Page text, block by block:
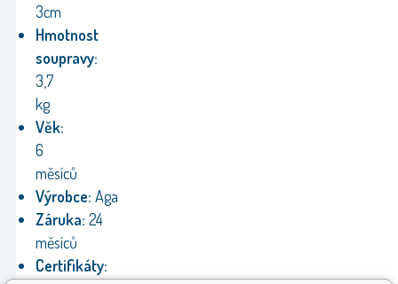
3cm
Hmotnost
soupravy:
3,7
kg
Věk:
6
měsíců
Výrobce: Aga
Záruka: 24
měsíců
Certifikáty: